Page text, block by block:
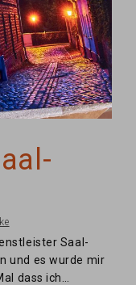
Saal-
und es wurde mir
dass ich…